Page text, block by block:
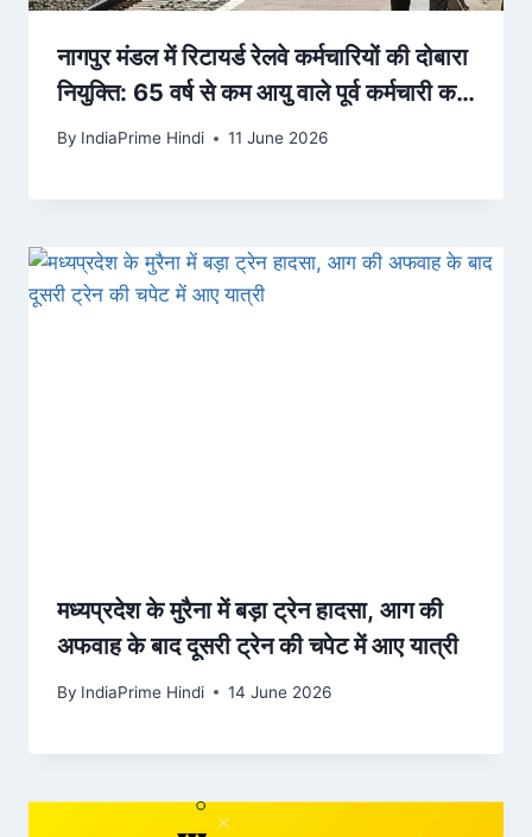
नागपुर मंडल में रिटायर्ड रेलवे कर्मचारियों की दोबारा
नियुक्ति: 65 वर्ष से कम आयु वाले पूर्व कर्मचारी कर
सकत… – Dainik Bhaskar
By IndiaPrime Hindi 11 June 2026
मध्यप्रदेश के मुरैना में बड़ा ट्रेन हादसा, आग की
अफवाह के बाद दूसरी ट्रेन की चपेट में आए यात्री
By IndiaPrime Hindi 14 June 2026